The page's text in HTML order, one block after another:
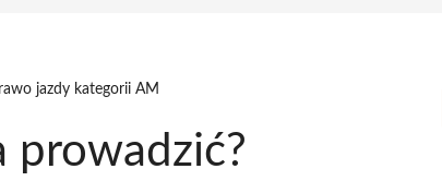
jazdy kategorii AM
prowadzić?